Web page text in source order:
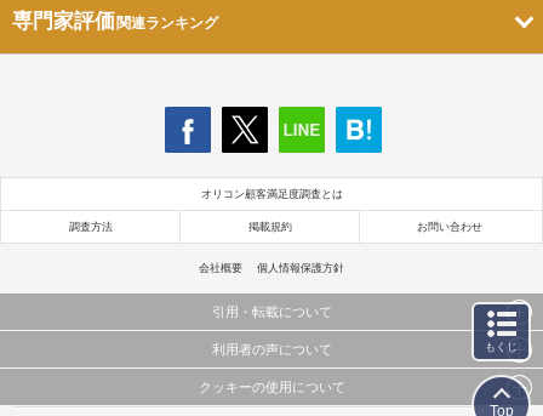
専門家評価関連ランキング
オリコン顧客満足度調査とは
調査方法 掲載規約 お問い合わせ
会社概要 個人情報保護方針
引用・転載について
当サイトで公開されている情報（文字、写真、イラスト、画像データ等）及びこれらの配置・
これらの情報を権利者の許可なく無断転載・複製などの二次利用を行うことは固く禁じており
利用者の声について
当サイトに掲載している内容はすべてサービスの利用者が提出された見解・感想です。
クッキーの使用について
もくじ
Top